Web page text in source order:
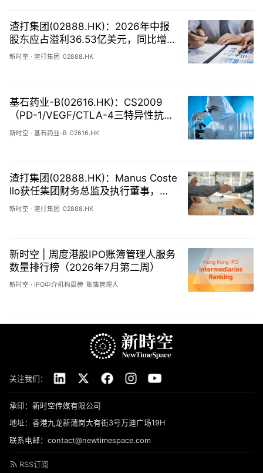
渣打集团(02888.HK)：2026年中报
股东应占溢利36.53亿美元，同比增加
10.4%
新时空 ·渣打集团 02888.HK
基石药业-B(02616.HK)：CS2009
（PD-1/VEGF/CTLA-4三特异性抗
体）临床数据入选ESMO 2026，将作
新时空 ·基石药业-B 02616.HK
渣打集团(02888.HK)：Manus Coste
llo获任集团财务总监及执行董事，即
日生效
新时空 ·渣打集团 02888.HK
新时空 | 周度港股IPO账簿管理人服务
数量排行榜（2026年7月第二周）
新时空 · IPO中介机构周榜 账簿管理人
关注我们：
承印：新时空传媒有限公司
地址：香港九龙新蒲岗大有街3号万迪广场19H
联系电邮：contact@newtimespace.com
RSS订阅